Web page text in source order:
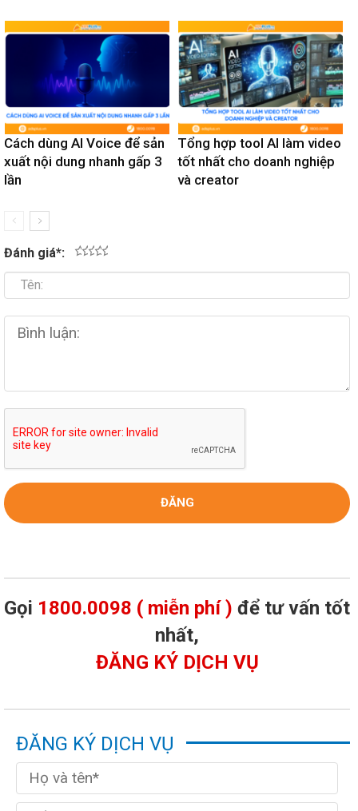
Cách dùng AI Voice để sản
xuất nội dung nhanh gấp 3
lần
Tổng hợp tool AI làm video
tốt nhất cho doanh nghiệp
và creator
Đánh giá*:
Gọi 1800.0098 ( miễn phí ) để tư vấn tốt
nhất,
ĐĂNG KÝ DỊCH VỤ
ĐĂNG KÝ DỊCH VỤ